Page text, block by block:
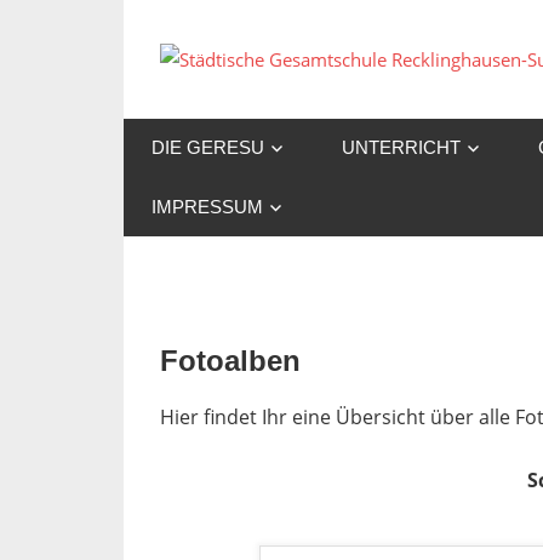
Inhalt
DIE GERESU UNTERRICHT
IMPRESSUM
Fotoalben
Hier findet Ihr eine Übersicht über alle